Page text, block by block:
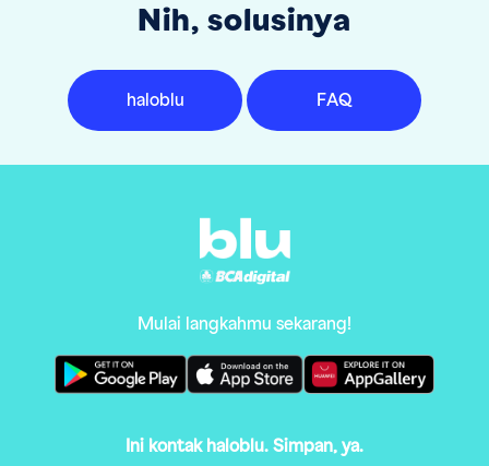
Nih, solusinya
haloblu FAQ
Mulai langkahmu sekarang!
Ini kontak haloblu. Simpan, ya.